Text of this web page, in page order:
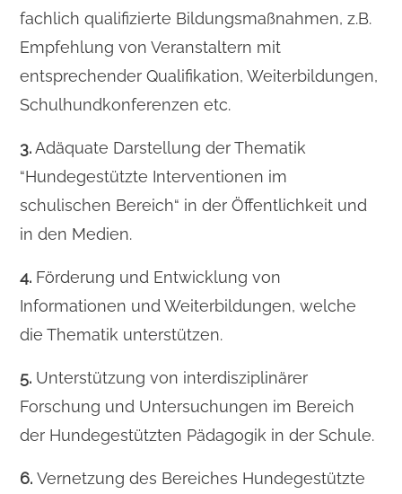
fachlich qualifizierte Bildungsmaßnahmen, z.B.
Empfehlung von Veranstaltern mit
entsprechender Qualifikation, Weiterbildungen,
Schulhundkonferenzen etc.
3.Adäquate Darstellung der Thematik
“Hundegestützte Interventionen im
schulischen Bereich“ in der Öffentlichkeit und
in den Medien.
4. Förderung und Entwicklung von
Informationen und Weiterbildungen, welche
die Thematik unterstützen.
5. Unterstützung von interdisziplinärer
Forschung und Untersuchungen im Bereich
der Hundegestützten Pädagogik in der Schule.
6. Vernetzung des Bereiches Hundegestützte